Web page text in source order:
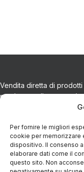
Per fornire le migliori
cookie per memorizzare
dispositivo. Il consenso
elaborare dati come il
questo sito. Non
Vendita diretta di
produttore alla tua tavola.
CONTATTI
Via Eugenio Azimonti,